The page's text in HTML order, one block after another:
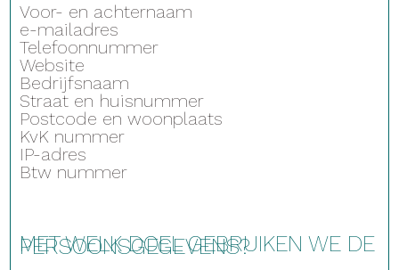
Voor- en achternaam
e-mailadres
Telefoonnummer
Website
Bedrijfsnaam
Straat en huisnummer
Postcode en woonplaats
KvK nummer
IP-adres
Btw nummer
MET WELK DOEL GEBRUIKEN WE DE
PERSOONSGEGEVENS?